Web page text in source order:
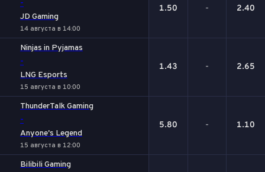
-
JD Gaming
14 августа в 14:00
1.50 - 2.40
Ninjas in Pyjamas
-
LNG Esports
15 августа в 10:00
1.43 - 2.65
ThunderTalk Gaming
-
Anyone's Legend
15 августа в 12:00
5.80 - 1.10
Bilibili Gaming